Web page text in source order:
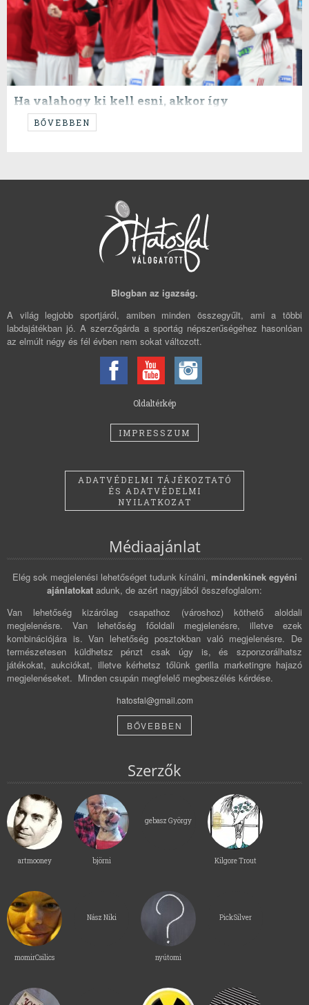
Ha valahogy ki kell esni, akkor így
SZÉP VOLT, FIÚK!
BŐVEBBEN
Blogban az igazság.
A világ legjobb sportjáról, amiben minden összegyűlt, ami a többi
labdajátékban jó. A szerzőgárda a sportág népszerűségéhez hasonlóan
az elmúlt négy és fél évben nem sokat változott.
Oldaltérkép
IMPRESSZUM
ADATVÉDELMI TÁJÉKOZTATÓ
ÉS ADATVÉDELMI
NYILATKOZAT
Médiaajánlat
Elég sok megjelenési lehetőséget tudunk kínálni, mindenkinek egyéni
ajánlatokat adunk, de azért nagyjából összefoglalom:
Van lehetőség kizárólag csapathoz (városhoz) köthető aloldali
megjelenésre. Van lehetőség főoldali megjelenésre, illetve ezek
kombinációjára is. Van lehetőség posztokban való megjelenésre. De
természetesen küldhetsz pénzt csak úgy is, és szponzorálhatsz
játékokat, aukciókat, illetve kérhetsz tőlünk gerilla marketingre hajazó
megjelenéseket. Minden csupán megfelelő megbeszélés kérdése.
hatosfal@gmail.com
BŐVEBBEN
Szerzők
artmooney björni
gebasz György
Kilgore Trout
momirCsilics
Nász Niki
nyútomi
PickSilver